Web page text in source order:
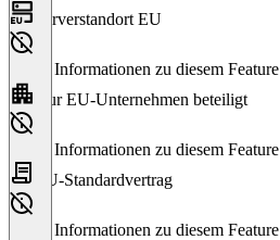
Serverstandort EU
Keine Informationen zu diesem Feature
Nur EU-Unternehmen beteiligt
Keine Informationen zu diesem Feature
EU-Standardvertrag
Keine Informationen zu diesem Feature